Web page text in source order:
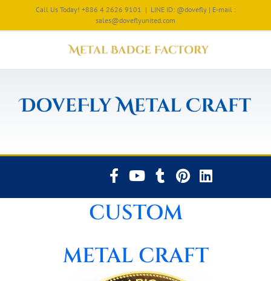
Call Us Today! +886 4 2626 9101 | LINE ID: @dovefly | E-mail :
sales@doveflyunited.com
CUSTOM
METAL CRAFT